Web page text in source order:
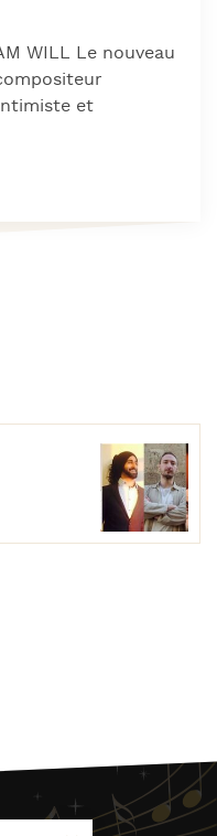
WILL Le nouveau
et